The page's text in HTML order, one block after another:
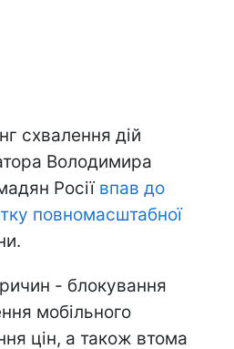
схвалення дій
Володимира
Росії впав до
повномасштабної
- блокування
мобільного
цін, а також втома